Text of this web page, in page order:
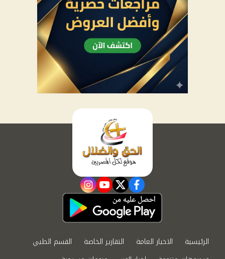
facebook
twitter
youtube
instagram
الرئيسية الاخبار العامة التقارير الخاصة
القسم الطبي